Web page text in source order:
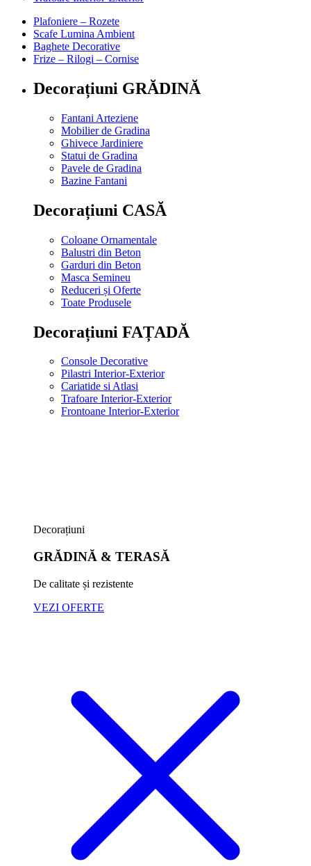
Plafoniere – Rozete
Scafe Lumina Ambient
Baghete Decorative
Frize – Rilogi – Cornise
Decorațiuni GRĂDINĂ
Fantani Arteziene
Mobilier de Gradina
Ghivece Jardiniere
Statui de Gradina
Pavele de Gradina
Bazine Fantani
Decorațiuni CASĂ
Coloane Ornamentale
Balustri din Beton
Garduri din Beton
Masca Semineu
Reduceri și Oferte
Toate Produsele
Decorațiuni FAȚADĂ
Console Decorative
Pilastri Interior-Exterior
Cariatide si Atlasi
Trafoare Interior-Exterior
Frontoane Interior-Exterior
Decorațiuni
GRĂDINĂ & TERASĂ
De calitate și rezistente
VEZI OFERTE